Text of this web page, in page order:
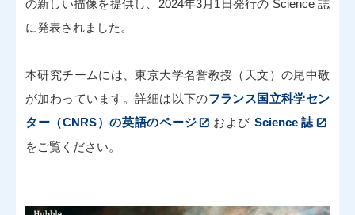
の新しい描像を提供し、2024年3月1日発行の Science 誌
に発表されました。
本研究チームには、東京大学名誉教授（天文）の尾中敬
が加わっています。詳細は以下のフランス国立科学セン
ター（CNRS）の英語のページ
および Science 誌
をご覧ください。